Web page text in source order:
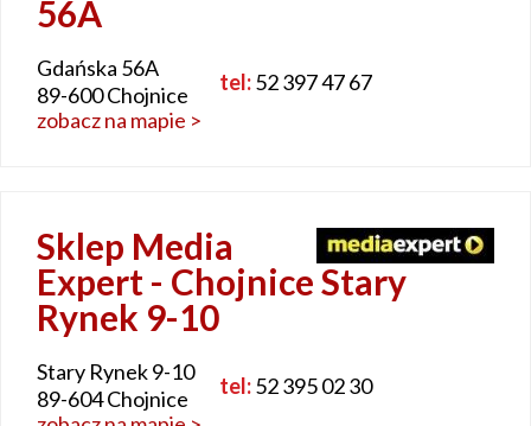
56A
Gdańska 56A
89-600 Chojnice
tel:52 397 47 67
zobacz na mapie >
Sklep Media
Expert - Chojnice Stary
Rynek 9-10
Stary Rynek 9-10
89-604 Chojnice
tel:52 395 02 30